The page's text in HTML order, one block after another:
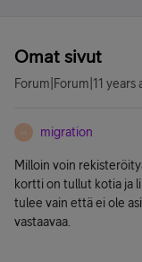
Omat sivut
Forum|Forum|11 years
M migration
Milloin voin
kortti on tullut kotia ja
tulee vain että ei ole
vastaavaa.